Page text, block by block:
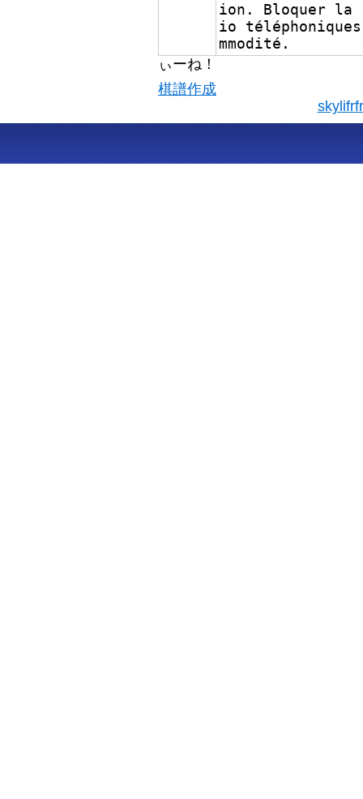
ion. Bloquer la
io
mmodité.
ぃーね！
棋譜作成